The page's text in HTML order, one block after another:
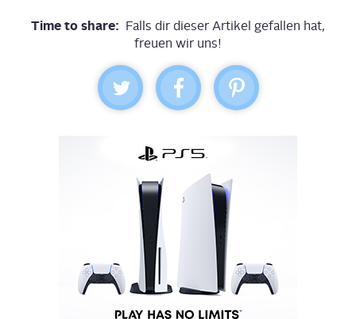
Time to share: Falls dir dieser Artikel gefallen hat,
freuen wir uns!